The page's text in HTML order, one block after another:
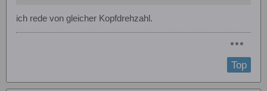
ich rede von gleicher Kopfdrehzahl.
Top